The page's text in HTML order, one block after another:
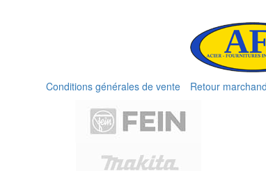
Conditions générales de vente Retour